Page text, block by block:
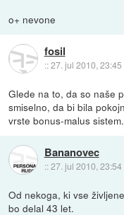
o+ nevone
fosil
::27. jul 2010, 23:45
Glede na to, da so naše
smiselno, da bi bila
vrste bonus-malus sistem.
Bananovec
::27. jul 2010, 23:54
Od nekoga, ki vse
bo delal 43 let.